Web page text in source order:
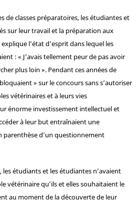
de classes préparatoires, les étudiantes et
sur leur travail et la préparation aux
l’état d’esprit dans lequel les
: « J’avais tellement peur de pas avoir
plus loin ». Pendant ces années de
» sur le concours sans s’autoriser
vétérinaires et à leurs vies
énorme investissement intellectuel et
à leur but entraînaient une
d’un questionnement
étudiants et les étudiantes n’avaient
vétérinaire qu’ils et elles souhaitaient le
au moment de la découverte de leur